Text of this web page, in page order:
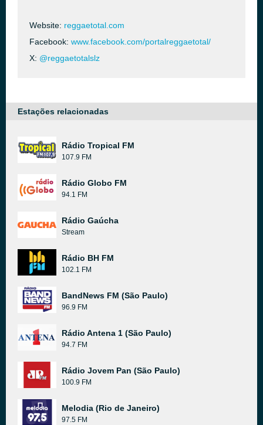
Website: reggaetotal.com
Facebook: www.facebook.com/portalreggaetotal/
X: @reggaetotalslz
Estações relacionadas
Rádio Tropical FM
107.9 FM
Rádio Globo FM
94.1 FM
Rádio Gaúcha
Stream
Rádio BH FM
102.1 FM
BandNews FM (São Paulo)
96.9 FM
Rádio Antena 1 (São Paulo)
94.7 FM
Rádio Jovem Pan (São Paulo)
100.9 FM
Melodia (Rio de Janeiro)
97.5 FM